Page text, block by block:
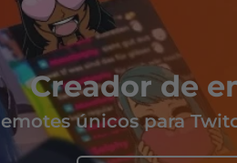
Creador de
emotes únicos para